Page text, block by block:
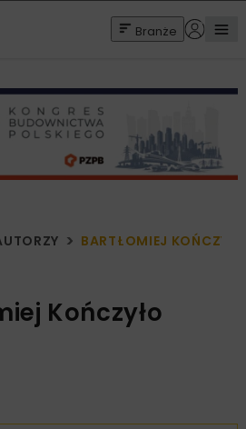
Branże
BARTŁOMIEJ
Kończyło